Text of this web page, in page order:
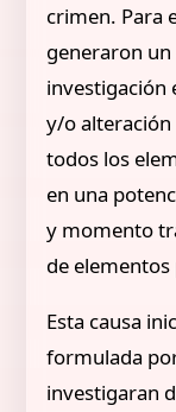
crimen. Para
generaron
investigación
y/o
todos los
en una
y momento
de
Esta causa
formulada
investigaran